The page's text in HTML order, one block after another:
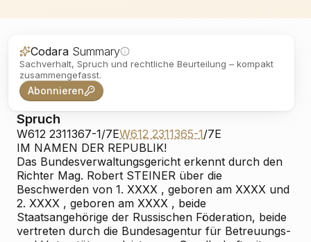
Codara Summary
Sachverhalt, Spruch und rechtliche Beurteilung – kompakt
zusammengefasst.
Abonnieren
Spruch
W612 2311367-1/7EW612 2311365-1/7E
IM NAMEN DER REPUBLIK!
Das Bundesverwaltungsgericht erkennt durch den
Richter Mag. Robert STEINER über die
Beschwerden von 1. XXXX , geboren am XXXX und
2. XXXX , geboren am XXXX , beide
Staatsangehörige der Russischen Föderation, beide
vertreten durch die Bundesagentur für Betreuungs-